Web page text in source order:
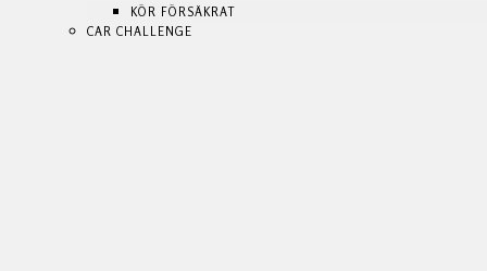
KÖR FÖRSÄKRAT
CAR CHALLENGE
KÖR FÖRSÄKRAT
CAR CHALLENGE